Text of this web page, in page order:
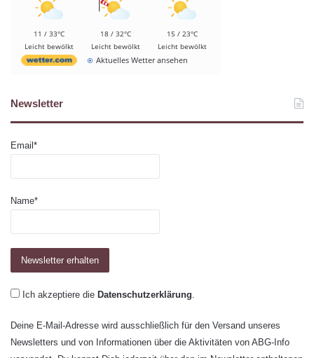
11 / 33°C
Leicht bewölkt
18 / 32°C
Leicht bewölkt
15 / 23°C
Leicht bewölkt
Aktuelles Wetter ansehen
Newsletter
Email*
Name*
Ich akzeptiere die Datenschutzerklärung.
Deine E-Mail-Adresse wird ausschließlich für den Versand unseres
Newsletters und von Informationen über die Aktivitäten von ABG-Info